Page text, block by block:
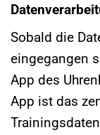
Sobald die
eingegangen
App des
App ist das